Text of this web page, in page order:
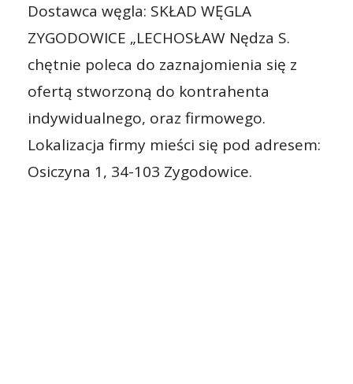
Dostawca węgla: SKŁAD WĘGLA
ZYGODOWICE „LECHOSŁAW Nędza S.
chętnie poleca do zaznajomienia się z
ofertą stworzoną do kontrahenta
indywidualnego, oraz firmowego.
Lokalizacja firmy mieści się pod adresem:
Osiczyna 1, 34-103 Zygodowice.